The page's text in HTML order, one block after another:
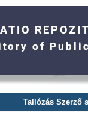
Tallózás Szerző